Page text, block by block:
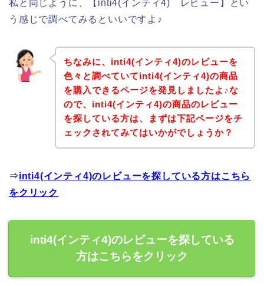
私と同じように、【inti4(インティ4) レビュー】とい
う感じで調べてみるといいですよ♪
ちなみに、inti4(インティ4)のレビューを
色々と調べていてinti4(インティ4)の商品
を購入できるページを発見しましたよ♪な
ので、inti4(インティ4)の商品のレビュー
を探している方は、まずは下記ページをチ
ェックされてみてはいかがでしょうか？
⇒inti4(インティ4)のレビューを探している方はこちら
をクリック
inti4(インティ4)のレビューを探している
方はこちらをクリック